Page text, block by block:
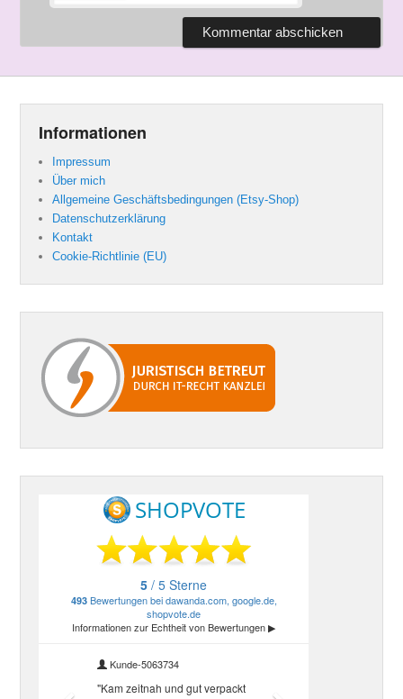
Informationen
Impressum
Über mich
Allgemeine Geschäftsbedingungen (Etsy-Shop)
Datenschutzerklärung
Kontakt
Cookie-Richtlinie (EU)